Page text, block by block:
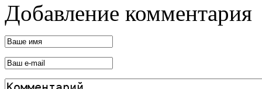
Добавление комментария